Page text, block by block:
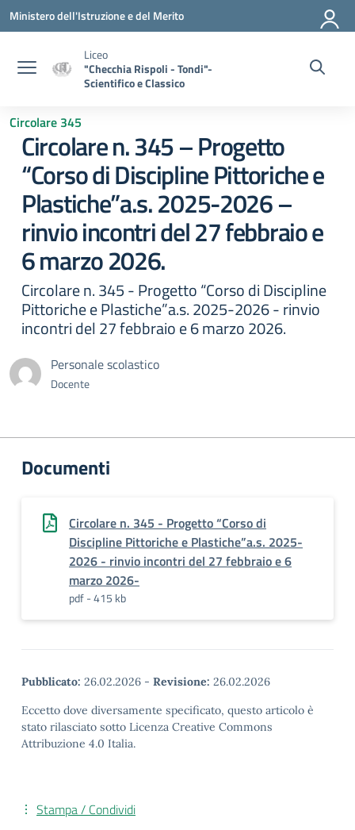
Vai ai contenuti
Vai al menu di navigazione
Vai al footer
Ministero dell'Istruzione e del Merito
Liceo
"Checchia Rispoli - Tondi"-
Scientifico e Classico
Circolare 345
Circolare n. 345 – Progetto
“Corso di Discipline Pittoriche e
Plastiche”a.s. 2025-2026 –
rinvio incontri del 27 febbraio e
6 marzo 2026.
Circolare n. 345 - Progetto “Corso di Discipline
Pittoriche e Plastiche”a.s. 2025-2026 - rinvio
incontri del 27 febbraio e 6 marzo 2026.
Personale scolastico
Docente
Documenti
Circolare n. 345 - Progetto “Corso di
Discipline Pittoriche e Plastiche”a.s. 2025-
2026 - rinvio incontri del 27 febbraio e 6
marzo 2026-
pdf - 415 kb
Pubblicato: 26.02.2026 - Revisione: 26.02.2026
Eccetto dove diversamente specificato, questo articolo è
stato rilasciato sotto Licenza Creative Commons
Attribuzione 4.0 Italia.
Stampa / Condividi